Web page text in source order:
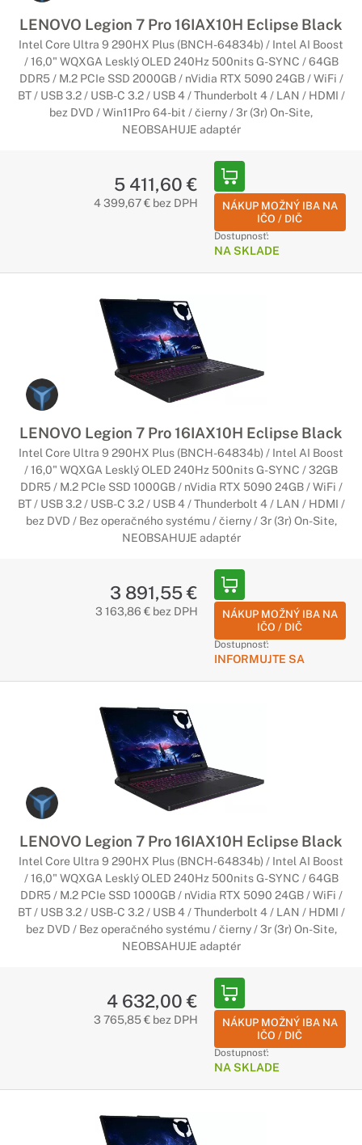
LENOVO Legion 7 Pro 16IAX10H Eclipse Black
Intel Core Ultra 9 290HX Plus (BNCH-64834b) / Intel AI Boost
/ 16,0" WQXGA Lesklý OLED 240Hz 500nits G-SYNC / 64GB
DDR5 / M.2 PCIe SSD 2000GB / nVidia RTX 5090 24GB / WiFi /
BT / USB 3.2 / USB-C 3.2 / USB 4 / Thunderbolt 4 / LAN / HDMI /
bez DVD / Win11Pro 64-bit / čierny / 3r (3r) On-Site,
NEOBSAHUJE adaptér
5 411,60 €
4 399,67 € bez DPH
NÁKUP MOŽNÝ IBA NA
IČO / DIČ
Dostupnosť:
NA SKLADE
LENOVO Legion 7 Pro 16IAX10H Eclipse Black
Intel Core Ultra 9 290HX Plus (BNCH-64834b) / Intel AI Boost
/ 16,0" WQXGA Lesklý OLED 240Hz 500nits G-SYNC / 32GB
DDR5 / M.2 PCIe SSD 1000GB / nVidia RTX 5090 24GB / WiFi /
BT / USB 3.2 / USB-C 3.2 / USB 4 / Thunderbolt 4 / LAN / HDMI /
bez DVD / Bez operačného systému / čierny / 3r (3r) On-Site,
NEOBSAHUJE adaptér
3 891,55 €
3 163,86 € bez DPH
NÁKUP MOŽNÝ IBA NA
IČO / DIČ
Dostupnosť:
INFORMUJTE SA
LENOVO Legion 7 Pro 16IAX10H Eclipse Black
Intel Core Ultra 9 290HX Plus (BNCH-64834b) / Intel AI Boost
/ 16,0" WQXGA Lesklý OLED 240Hz 500nits G-SYNC / 64GB
DDR5 / M.2 PCIe SSD 1000GB / nVidia RTX 5090 24GB / WiFi /
BT / USB 3.2 / USB-C 3.2 / USB 4 / Thunderbolt 4 / LAN / HDMI /
bez DVD / Bez operačného systému / čierny / 3r (3r) On-Site,
NEOBSAHUJE adaptér
4 632,00 €
3 765,85 € bez DPH
NÁKUP MOŽNÝ IBA NA
IČO / DIČ
Dostupnosť:
NA SKLADE